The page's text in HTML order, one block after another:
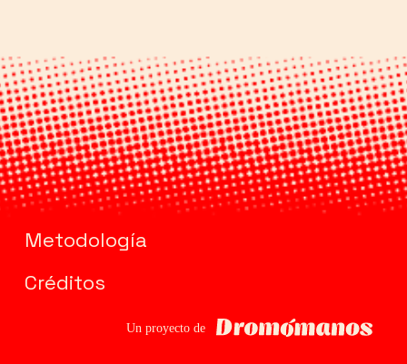
Metodología
Créditos
Un proyecto de Dromomanos